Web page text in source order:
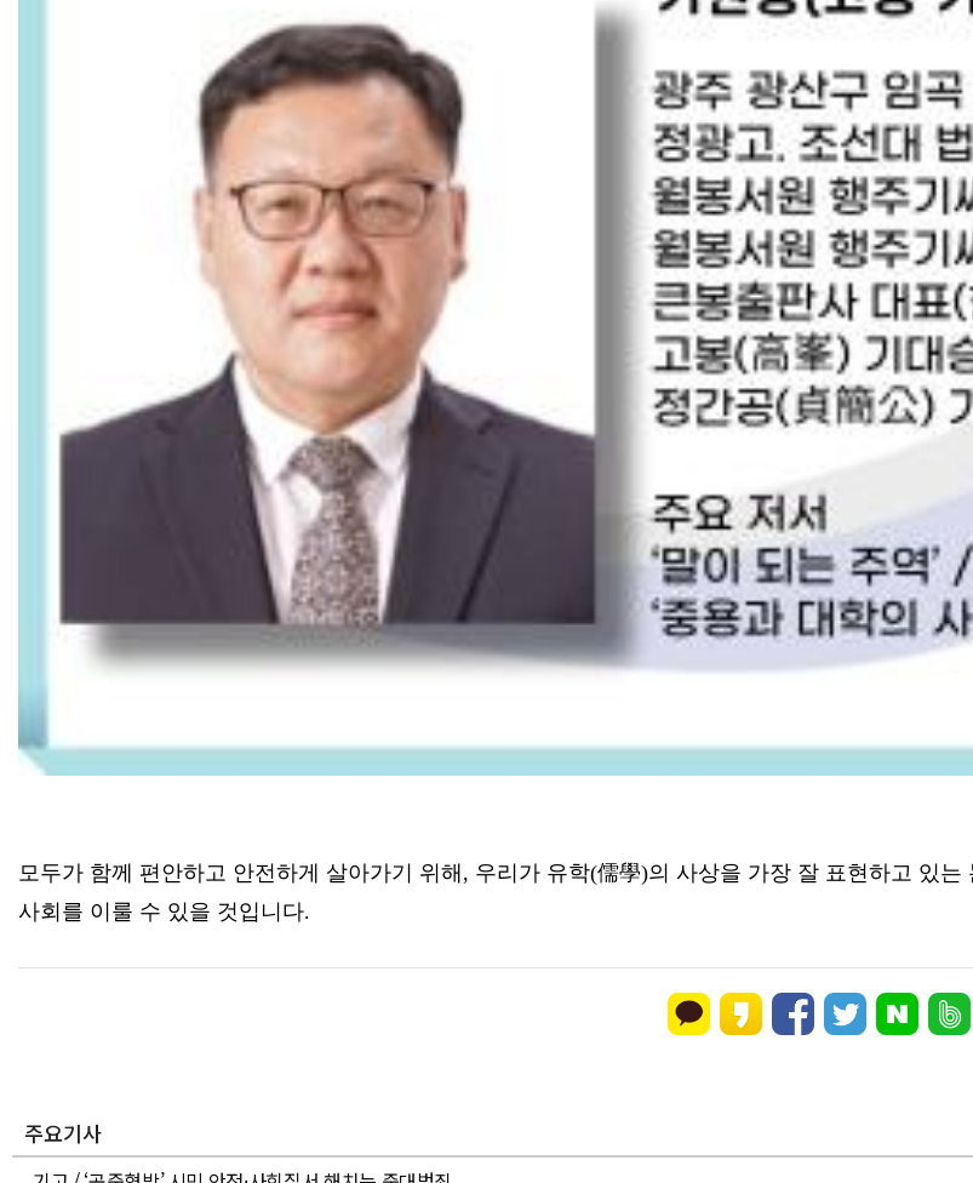
모두가 함께 편안하고 안전하게 살아가기 위해, 우리가 유학(儒學)의 사상을 가장 잘 표현하고 있
사회를 이룰 수 있을 것입니다.
주요기사